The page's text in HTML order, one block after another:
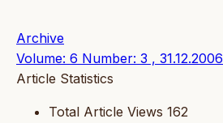
Archive
Volume: 6 Number: 3 , 31.12.2006
Article Statistics
Total Article Views 162